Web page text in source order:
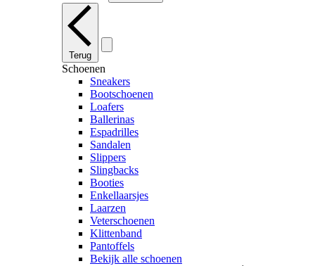
Terug
Schoenen
Sneakers
Bootschoenen
Loafers
Ballerinas
Espadrilles
Sandalen
Slippers
Slingbacks
Booties
Enkellaarsjes
Laarzen
Veterschoenen
Klittenband
Pantoffels
Bekijk alle schoenen